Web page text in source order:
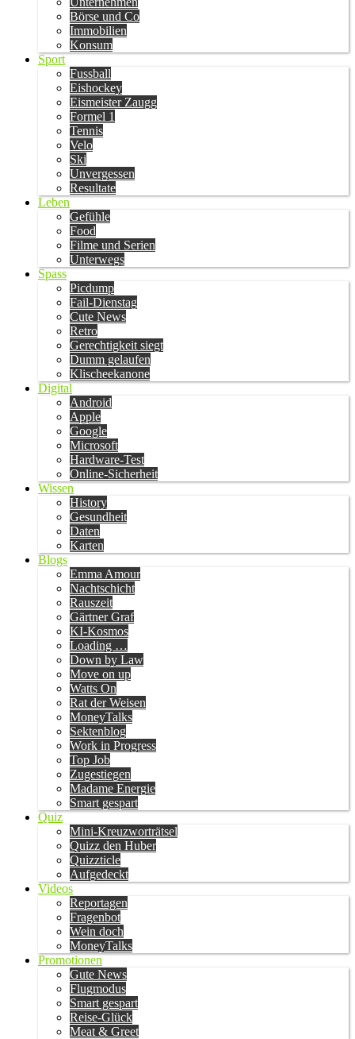
Börse und Co
Immobilien
Konsum
Sport
Fussball
Eishockey
Eismeister Zaugg
Formel 1
Tennis
Velo
Ski
Unvergessen
Resultate
Leben
Gefühle
Food
Filme und Serien
Unterwegs
Spass
Picdump
Fail-Dienstag
Cute News
Retro
Gerechtigkeit siegt
Dumm gelaufen
Klischeekanone
Digital
Android
Apple
Google
Microsoft
Hardware-Test
Online-Sicherheit
Wissen
History
Gesundheit
Daten
Karten
Blogs
Emma Amour
Nachtschicht
Rauszeit
Gärtner Graf
KI-Kosmos
Loading …
Down by Law
Move on up
Watts On
Rat der Weisen
MoneyTalks
Sektenblog
Work in Progress
Top Job
Zugestiegen
Madame Energie
Smart gespart
Quiz
Mini-Kreuzworträtsel
Quizz den Huber
Quizzticle
Aufgedeckt
Videos
Reportagen
Fragenbot
Wein doch
MoneyTalks
Promotionen
Gute News
Flugmodus
Smart gespart
Reise-Glück
Meat & Greet